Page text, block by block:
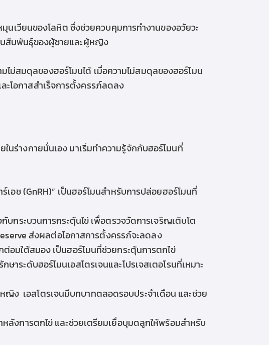
มุนเวียนของโลหิต ซึ่งช่วยควบคุมการทำงานของอวัยวะ
บสืบพันธุ์ของผู้ชายและผู้หญิง
ม่สมดุลของฮอร์โมนได้ เมื่อความไม่สมดุลของฮอร์โมน
โอกาสสำเร็จการตั้งครรภ์ลดลง
นร่างกายนั่นเอง มาเริ่มทำความรู้จักกับฮอร์โมนที่
เอช (GnRH)” เป็นฮอร์โมนสำหรับการปล่อยฮอร์โมนที่
บกระบวนการกระตุ้นไข่ เพื่อตรวจวัดการเจริญเติบโต
ส่งผลต่อโอกาสการตั้งครรภ์จะลดลง
ต่อมใต้สมองเป็นฮอร์โมนที่ช่วยกระตุ้นการตกไข่
ษาระดับฮอร์โมนเอสโตรเจนและโปรเจสเตอโรนที่เหมาะ
หญิง เอสโตรเจนมีบทบาทตลอดรอบประจำเดือน และช่วย
ลังการตกไข่ และช่วยเตรียมเยื่อบุมดลูกให้พร้อมสำหรับ